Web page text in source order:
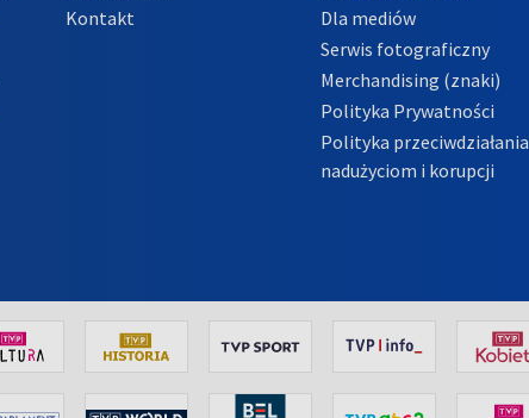
Kontakt
Dla mediów
Serwis fotograficzny
Merchandising (znaki)
Polityka Prywatności
Polityka przeciwdziałania
nadużyciom i korupcji